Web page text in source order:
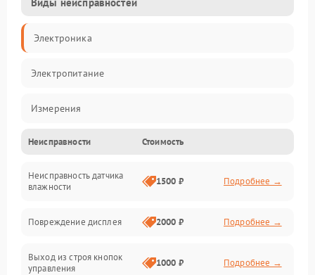
Электроника
Электропитание
Измерения
Механические повреждения
Интерфейсы
Неисправности Стоимость
Неисправность датчика
влажности
1500 ₽ Подробнее →
Повреждение дисплея 2000 ₽ Подробнее →
Выход из строя кнопок
управления
1000 ₽ Подробнее →